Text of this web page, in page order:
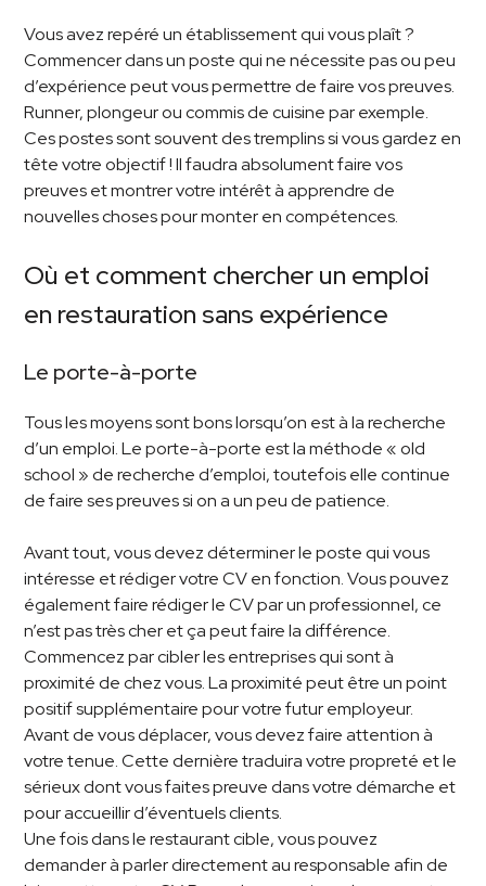
Vous avez repéré un établissement qui vous plaît ?
Commencer dans un poste qui ne nécessite pas ou peu
d’expérience peut vous permettre de faire vos preuves.
Runner, plongeur ou commis de cuisine par exemple.
Ces postes sont souvent des tremplins si vous gardez en
tête votre objectif ! Il faudra absolument faire vos
preuves et montrer votre intérêt à apprendre de
nouvelles choses pour monter en compétences.
Où et comment chercher un emploi
en restauration sans expérience
Le porte-à-porte
Tous les moyens sont bons lorsqu’on est à la recherche
d’un emploi. Le porte-à-porte est la méthode « old
school » de recherche d’emploi, toutefois elle continue
de faire ses preuves si on a un peu de patience.
Avant tout, vous devez déterminer le poste qui vous
intéresse et rédiger votre CV en fonction. Vous pouvez
également faire rédiger le CV par un professionnel, ce
n’est pas très cher et ça peut faire la différence.
Commencez par cibler les entreprises qui sont à
proximité de chez vous. La proximité peut être un point
positif supplémentaire pour votre futur employeur.
Avant de vous déplacer, vous devez faire attention à
votre tenue. Cette dernière traduira votre propreté et le
sérieux dont vous faites preuve dans votre démarche et
pour accueillir d’éventuels clients.
Une fois dans le restaurant cible, vous pouvez
demander à parler directement au responsable afin de